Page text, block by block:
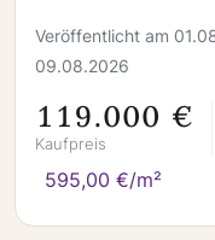
Veröffentlicht am
09.08.2026
119.000 €
Kaufpreis
595,00 €/m²